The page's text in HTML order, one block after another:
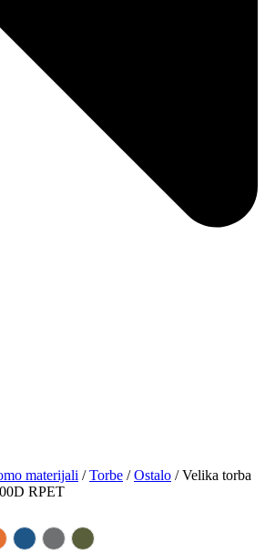
materijali /Torbe /Ostalo / Velika torba
RPET